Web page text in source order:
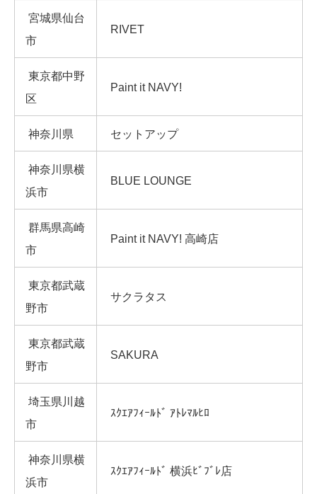
宮城県仙台
市
RIVET
東京都中野
区
Paint it NAVY!
神奈川県 セットアップ
神奈川県横
浜市
BLUE LOUNGE
群馬県高崎
市
Paint it NAVY! 高崎店
東京都武蔵
野市
サクラタス
東京都武蔵
野市
SAKURA
埼玉県川越
市
ｽｸｴｱﾌｨｰﾙﾄﾞ ｱﾄﾚﾏﾙﾋﾛ
神奈川県横
浜市
ｽｸｴｱﾌｨｰﾙﾄﾞ 横浜ﾋﾞﾌﾞﾚ店